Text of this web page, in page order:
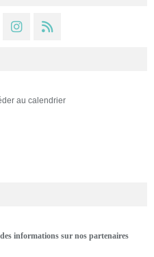
au calendrier
informations sur nos partenaires